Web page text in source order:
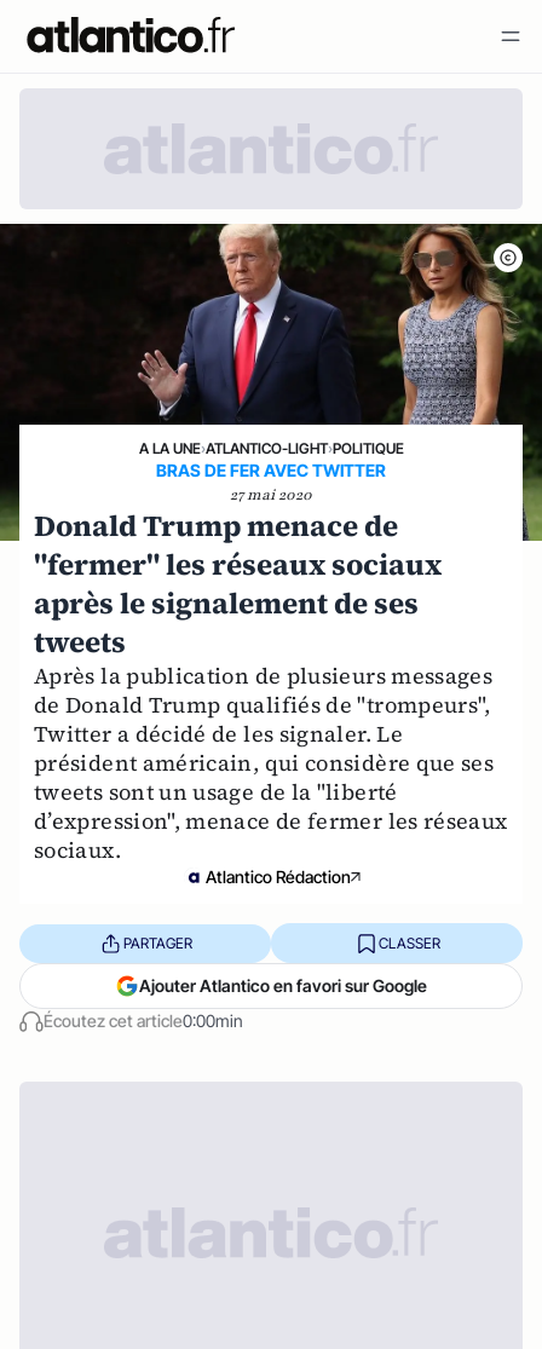
A LA UNE›ATLANTICO-LIGHT›POLITIQUE
BRAS DE FER AVEC TWITTER
27 mai 2020
Donald Trump menace de
"fermer" les réseaux sociaux
après le signalement de ses
tweets
Après la publication de plusieurs messages
de Donald Trump qualifiés de "trompeurs",
Twitter a décidé de les signaler. Le
président américain, qui considère que ses
tweets sont un usage de la "liberté
d’expression", menace de fermer les réseaux
sociaux.
Atlantico Rédaction
Écoutez cet article0:00min
PARTAGER CLASSER
Ajouter Atlantico en favori sur Google